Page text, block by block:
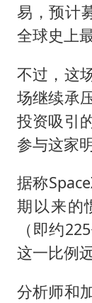
易，预计
全球史上
不过，这
场继续承
投资吸引
参与这家
据称
期以来的
（即约
这一比例
分析师和